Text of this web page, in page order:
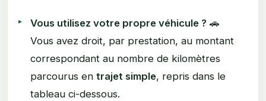
Vous utilisez votre propre véhicule ? 🚗
Vous avez droit, par prestation, au montant
correspondant au nombre de kilomètres
parcourus entrajet simple, repris dans le
tableau ci-dessous.